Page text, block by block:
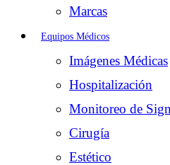
Marcas
Equipos Médicos
Imágenes Médicas
Hospitalización
Monitoreo de
Cirugía
Estético